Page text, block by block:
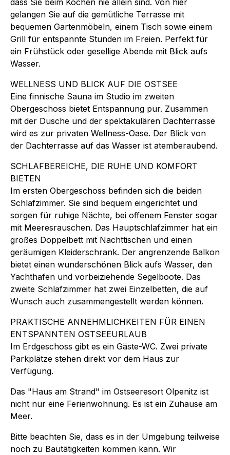
gelangen Sie auf die gemütliche Terrasse mit
bequemen Gartenmöbeln, einem Tisch sowie einem
Grill für entspannte Stunden im Freien. Perfekt für
ein Frühstück oder gesellige Abende mit Blick aufs
Wasser.
WELLNESS UND BLICK AUF DIE OSTSEE
Eine finnische Sauna im Studio im zweiten
Obergeschoss bietet Entspannung pur. Zusammen
mit der Dusche und der spektakulären Dachterrasse
wird es zur privaten Wellness-Oase. Der Blick von
der Dachterrasse auf das Wasser ist atemberaubend.
SCHLAFBEREICHE, DIE RUHE UND KOMFORT
BIETEN
Im ersten Obergeschoss befinden sich die beiden
Schlafzimmer. Sie sind bequem eingerichtet und
sorgen für ruhige Nächte, bei offenem Fenster sogar
mit Meeresrauschen. Das Hauptschlafzimmer hat ein
großes Doppelbett mit Nachttischen und einen
geräumigen Kleiderschrank. Der angrenzende Balkon
bietet einen wunderschönen Blick aufs Wasser, den
Yachthafen und vorbeiziehende Segelboote. Das
zweite Schlafzimmer hat zwei Einzelbetten, die auf
Wunsch auch zusammengestellt werden können.
PRAKTISCHE ANNEHMLICHKEITEN FÜR EINEN
ENTSPANNTEN OSTSEEURLAUB
Im Erdgeschoss gibt es ein Gäste-WC. Zwei private
Parkplätze stehen direkt vor dem Haus zur
Verfügung.
Das "Haus am Strand" im Ostseeresort Olpenitz ist
nicht nur eine Ferienwohnung. Es ist ein Zuhause am
Meer.
Bitte beachten Sie, dass es in der Umgebung teilweise
noch zu Bautätigkeiten kommen kann. Wir